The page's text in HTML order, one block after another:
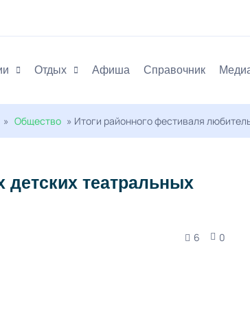
Отдых Афиша Справочник
» Общество » Итоги районного фестиваля
детских театральных
6 0